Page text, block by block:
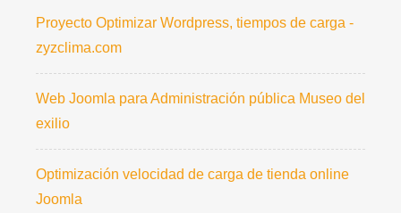
Proyecto Optimizar Wordpress, tiempos de carga -
zyzclima.com
Web Joomla para Administración pública Museo del
exilio
Optimización velocidad de carga de tienda online
Joomla